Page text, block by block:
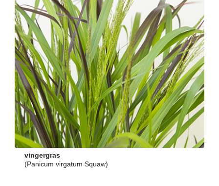
vingergras
(Panicum virgatum Squaw)